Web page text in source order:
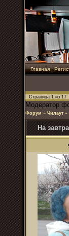
Главная|
Страница 1 из 17
Модератор
Форум » Чилаут »
На